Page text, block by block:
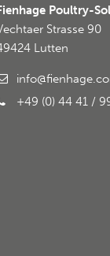
Poultry-
Strasse 90
Lutten
+49 (0) 44 41 /